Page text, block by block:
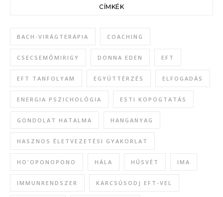
CÍMKÉK
BACH-VIRÁGTERÁPIA COACHING
CSECSEMŐMIRIGY DONNA EDEN EFT
EFT TANFOLYAM EGYÜTTÉRZÉS ELFOGADÁS
ENERGIA PSZICHOLÓGIA ESTI KOPOGTATÁS
GONDOLAT HATALMA HANGANYAG
HASZNOS ÉLETVEZETÉSI GYAKORLAT
HO'OPONOPONO HÁLA HÚSVÉT IMA
IMMUNRENDSZER KARCSÚSODJ EFT-VEL